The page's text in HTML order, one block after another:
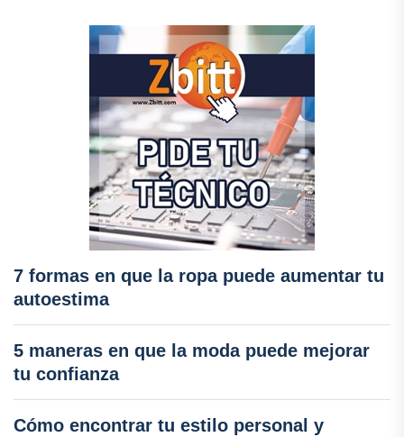
7 formas en que la ropa puede aumentar tu
autoestima
5 maneras en que la moda puede mejorar
tu confianza
Cómo encontrar tu estilo personal y